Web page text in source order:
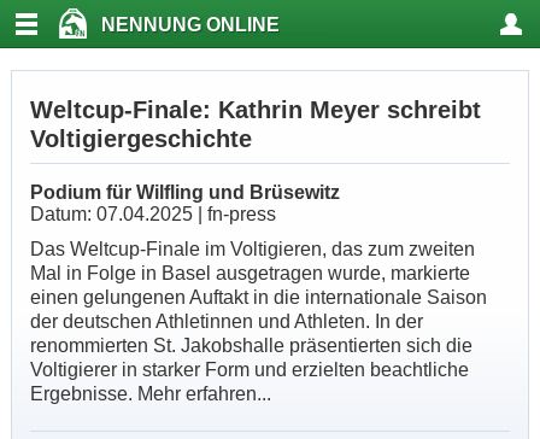
NENNUNG ONLINE
Weltcup-Finale: Kathrin Meyer schreibt
Voltigiergeschichte
Podium für Wilfling und Brüsewitz
Datum: 07.04.2025 | fn-press
Das Weltcup-Finale im Voltigieren, das zum zweiten
Mal in Folge in Basel ausgetragen wurde, markierte
einen gelungenen Auftakt in die internationale Saison
der deutschen Athletinnen und Athleten. In der
renommierten St. Jakobshalle präsentierten sich die
Voltigierer in starker Form und erzielten beachtliche
Ergebnisse. Mehr erfahren...